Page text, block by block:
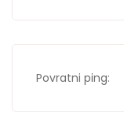
Povratni ping: